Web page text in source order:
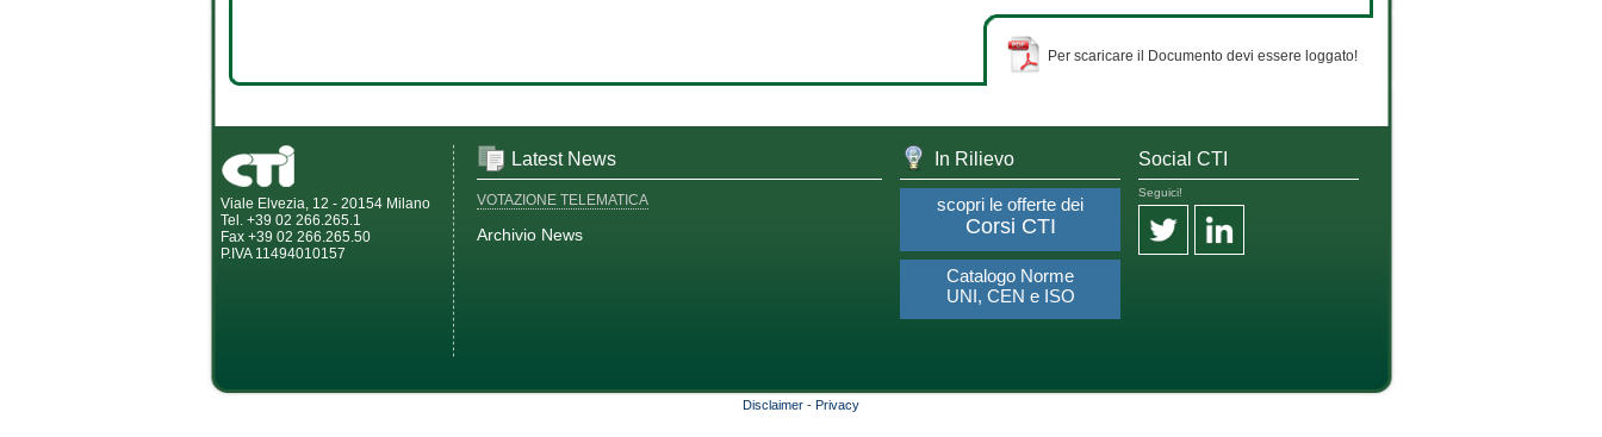
Per scaricare il Documento devi essere loggato!
Viale Elvezia, 12 - 20154 Milano
Tel. +39 02 266.265.1
Fax +39 02 266.265.50
P.IVA 11494010157
Latest News
VOTAZIONE TELEMATICA
Archivio News
In Rilievo
scopri le offerte dei
Corsi CTI
Catalogo Norme
UNI, CEN e ISO
Social CTI
Seguici!
Disclaimer - Privacy